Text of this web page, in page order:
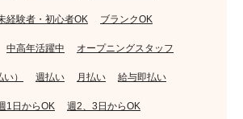
経験者・初心者OK ブランクOK
中高年活躍中 オープニングスタッフ
） 週払い 月払い 給与即払い
1日からOK 週2、3日からOK